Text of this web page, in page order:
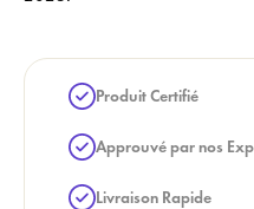
Produit Certifié
Approuvé par nos
Livraison Rapide